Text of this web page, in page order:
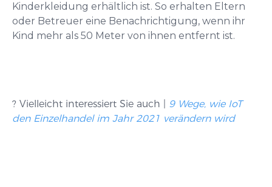
Kinderkleidung erhältlich ist. So erhalten Eltern
oder Betreuer eine Benachrichtigung, wenn ihr
Kind mehr als 50 Meter von ihnen entfernt ist.
? Vielleicht interessiert Sie auch | 9 Wege, wie IoT
den Einzelhandel im Jahr 2021 verändern wird